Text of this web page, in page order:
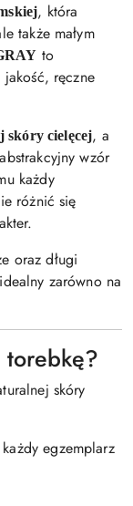
, która
także małym
to
ręczne
skóry cielęcej, a
wzór
każdy
różnić się
oraz długi
zarówno na
skóry
egzemplarz